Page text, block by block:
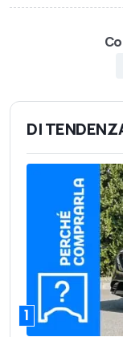
DI
1